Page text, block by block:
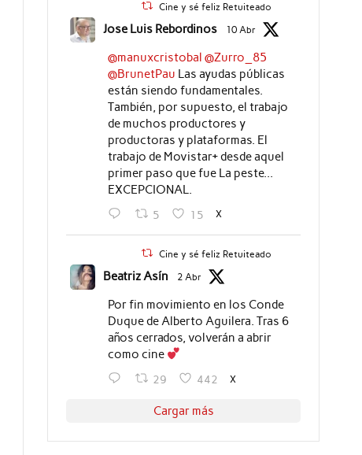
Cine y sé feliz Retuiteado
Jose Luis Rebordinos 10 Abr
@manuxcristobal @Zurro_85
@BrunetPau Las ayudas públicas
están siendo fundamentales.
También, por supuesto, el trabajo
de muchos productores y
productoras y plataformas. El
trabajo de Movistar+ desde aquel
primer paso que fue La peste...
EXCEPCIONAL.
5 15 X
Cine y sé feliz Retuiteado
Beatriz Asín 2 Abr
Por fin movimiento en los Conde
Duque de Alberto Aguilera. Tras 6
años cerrados, volverán a abrir
como cine
29 442 X
Cargar más